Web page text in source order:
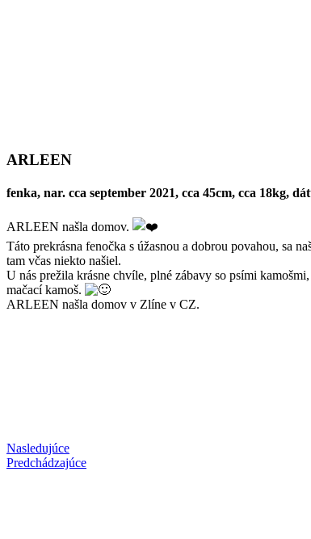
ARLEEN
fenka, nar. cca september 2021, cca 45cm, cca 18kg,
ARLEEN našla domov.
Táto prekrásna fenočka s úžasnou a dobrou povahou, sa
tam včas niekto našiel.
U nás prežila krásne chvíle, plné zábavy so psími
mačací kamoš.
ARLEEN našla domov v Zlíne v CZ.
Nasledujúce
Predchádzajúce